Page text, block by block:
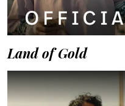
Land of Gold